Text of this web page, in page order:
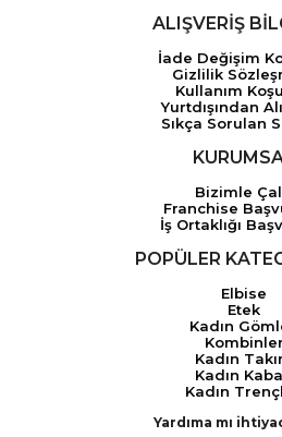
ALIŞVERİŞ
İade Değişim
Gizlilik
Kullanım
Yurtdışından
Sıkça Sorulan
Bizimle
Franchise
İş Ortaklığı
POPÜLER
Elbise
Etek
Kadın
Kombinler
Kadın
Kadın
Kadın
Yardıma mı